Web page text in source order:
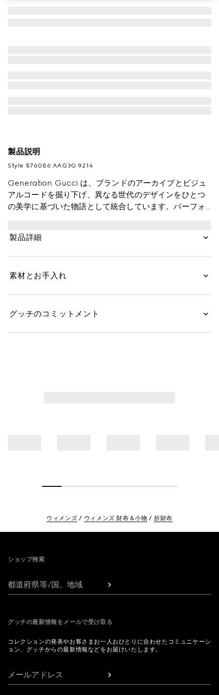
製品説明
Style ‎876086 AAG3G 9214
Generation Gucci は、ブランドのアーカイブとビジュ
アルコードを掘り下げ、異なる世代のデザインをひとつ
の美学に基づいた物語として統合しています。パーフォ
らします。
製品詳細
素材とお手入れ
グッチのコミットメント
ウィメンズ ウィメンズ 財布＆小物 折財布
ショップ検索
都道府県等/国、地域
グッチの最新情報をメールで受け取る
コレクションの発表やお客さまお一人おひとりに合わせたコミュニケーシ
ョン、グッチからの最新情報などをお届けいたします。
メールアドレス